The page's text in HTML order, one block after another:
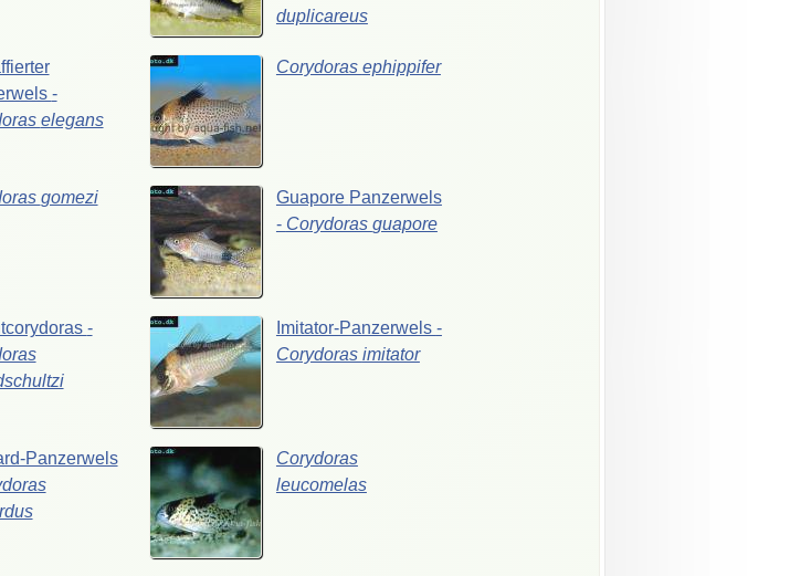
duplicareus
-
elegans
Corydoras ephippifer
gomezi Guapore Panzerwels
- Corydoras guapore
-
Imitator-Panzerwels -
Corydoras imitator
Panzerwels
Corydoras
leucomelas